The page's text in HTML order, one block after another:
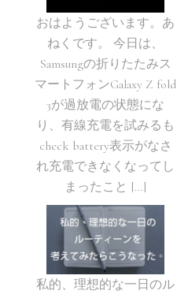
おはようございます。あ
ねくです。 今日は、
Samsungの折りたたみス
マートフォンGalaxy Z fold
3が過放電の状態にな
り、有線充電を試みるも
check battery表示がなさ
れ充電できなくなってし
まったこと […]
私的、理想的な一日のル